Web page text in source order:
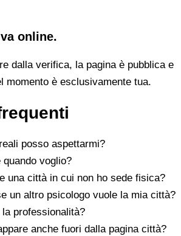
online.
dalla verifica, la pagina è pubblica e
momento è esclusivamente tua.
posso aspettarmi?
quando voglio?
una città in cui non ho sede fisica?
un altro psicologo vuole la mia città?
professionalità?
anche fuori dalla pagina città?